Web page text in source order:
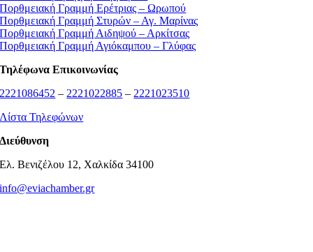
Πορθμειακή Γραμμή Ερέτριας – Ωρωπού
Πορθμειακή Γραμμή Στυρών – Αγ. Μαρίνας
Πορθμειακή Γραμμή Αιδηψού – Αρκίτσας
Πορθμειακή Γραμμή Αγιόκαμπου – Γλύφας
Τηλέφωνα Επικοινωνίας
2221086452 – 2221022885 – 2221023510
Λίστα Τηλεφώνων
Διεύθυνση
Ελ. Βενιζέλου 12, Χαλκίδα 34100
info@eviachamber.gr